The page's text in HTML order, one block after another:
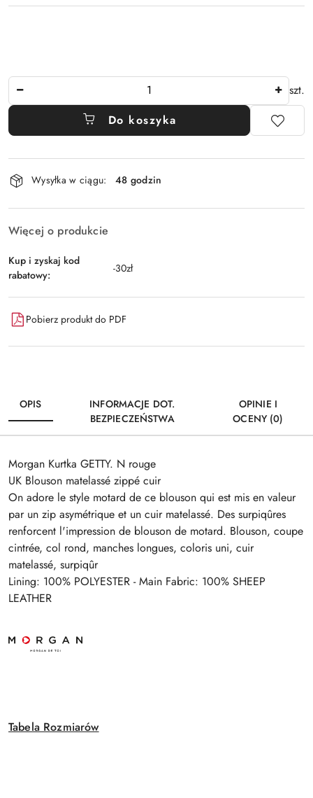
szt.
Do koszyka
Dostępność
i
dostawa
Wysyłka w ciągu: 48 godzin
Więcej o produkcie
Kup i zyskaj kod
rabatowy:
-30zł
Pobierz produkt do PDF
OPIS
INFORMACJE DOT.
BEZPIECZEŃSTWA
OPINIE I
OCENY (0)
Morgan Kurtka GETTY. N rouge
UK Blouson matelassé zippé cuir
On adore le style motard de ce blouson qui est mis en valeur
par un zip asymétrique et un cuir matelassé. Des surpiqûres
renforcent l'impression de blouson de motard. Blouson, coupe
cintrée, col rond, manches longues, coloris uni, cuir
matelassé, surpiqûr
Lining: 100% POLYESTER - Main Fabric: 100% SHEEP
LEATHER
Tabela Rozmiarów